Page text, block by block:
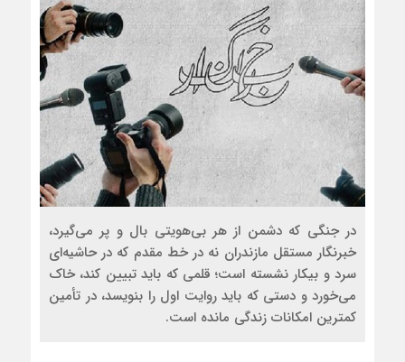
در جنگی که دشمن از هر بی‌هویتی بال و پر می‌گیرد،
خبرنگار مستقل مازندران نه در خط مقدم که در حاشیه‌ای
سرد و بیکار نشسته است؛ قلمی که باید تبیین کند، خاک
می‌خورد و دستی که باید روایت اول را بنویسد، در تأمین
کمترین امکانات زندگی مانده است.